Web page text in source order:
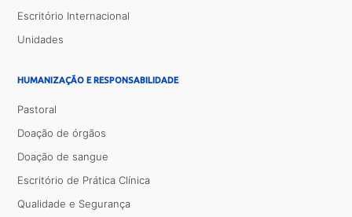
Escritório Internacional
Unidades
HUMANIZAÇÃO E RESPONSABILIDADE
Pastoral
Doação de órgãos
Doação de sangue
Escritório de Prática Clínica
Qualidade e Segurança